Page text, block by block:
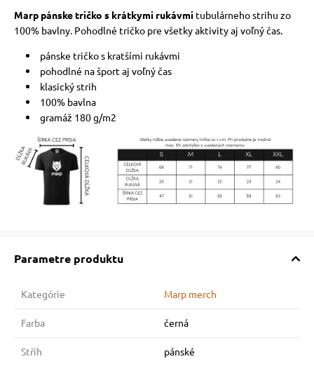
Marp pánske tričko s krátkymi rukávmitubulárneho strihu zo
100% bavlny. Pohodlné tričko pre všetky aktivity aj voľný čas.
pánske tričko s kratšími rukávmi
pohodlné na šport aj voľný čas
klasický strih
100% bavlna
gramáž 180 g/m2
Parametre produktu
Kategórie Marp merch
Farba černá
Střih pánské